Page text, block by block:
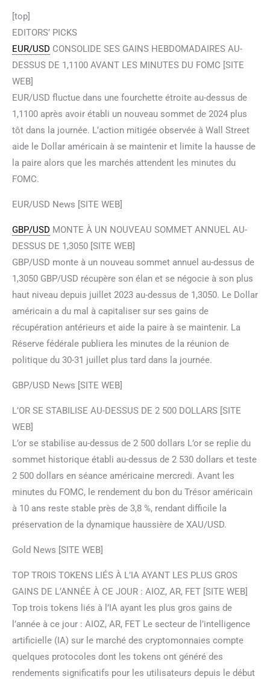
[top]
EDITORS’ PICKS
EUR/USD CONSOLIDE SES GAINS HEBDOMADAIRES AU-
DESSUS DE 1,1100 AVANT LES MINUTES DU FOMC [SITE
WEB]
EUR/USD fluctue dans une fourchette étroite au-dessus de
1,1100 après avoir établi un nouveau sommet de 2024 plus
tôt dans la journée. L’action mitigée observée à Wall Street
aide le Dollar américain à se maintenir et limite la hausse de
la paire alors que les marchés attendent les minutes du
FOMC.
EUR/USD News [SITE WEB]
GBP/USD MONTE À UN NOUVEAU SOMMET ANNUEL AU-
DESSUS DE 1,3050 [SITE WEB]
GBP/USD monte à un nouveau sommet annuel au-dessus de
1,3050 GBP/USD récupère son élan et se négocie à son plus
haut niveau depuis juillet 2023 au-dessus de 1,3050. Le Dollar
américain a du mal à capitaliser sur ses gains de
récupération antérieurs et aide la paire à se maintenir. La
Réserve fédérale publiera les minutes de la réunion de
politique du 30-31 juillet plus tard dans la journée.
GBP/USD News [SITE WEB]
L’OR SE STABILISE AU-DESSUS DE 2 500 DOLLARS [SITE
WEB]
L’or se stabilise au-dessus de 2 500 dollars L’or se replie du
sommet historique établi au-dessus de 2 530 dollars et teste
2 500 dollars en séance américaine mercredi. Avant les
minutes du FOMC, le rendement du bon du Trésor américain
à 10 ans reste stable près de 3,8 %, rendant difficile la
préservation de la dynamique haussière de XAU/USD.
Gold News [SITE WEB]
TOP TROIS TOKENS LIÉS À L’IA AYANT LES PLUS GROS
GAINS DE L’ANNÉE À CE JOUR : AIOZ, AR, FET [SITE WEB]
Top trois tokens liés à l’IA ayant les plus gros gains de
l’année à ce jour : AIOZ, AR, FET Le secteur de l’intelligence
artificielle (IA) sur le marché des cryptomonnaies compte
quelques protocoles dont les tokens ont généré des
rendements significatifs pour les utilisateurs depuis le début